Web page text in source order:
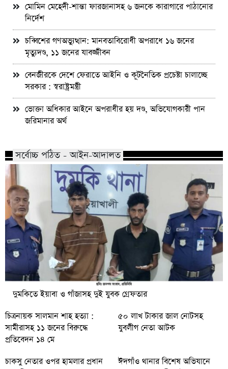
মোমিন মেহেদী-শান্তা ফারজানাসহ ৬ জনকে কারাগারে পাঠানোর
নির্দেশ
চব্বিশের গণঅভ্যুত্থান: মানবতাবিরোধী অপরাধে ১৬ জনের
মৃত্যুদণ্ড, ১১ জনের যাবজ্জীবন
বেনজীরকে দেশে ফেরাতে আইনি ও কূটনৈতিক প্রচেষ্টা চালাচ্ছে
সরকার : স্বরাষ্ট্রমন্ত্রী
ভোক্তা অধিকার আইনে অপরাধীর হয় দণ্ড, অভিযোগকারী পান
জরিমানার অর্থ
সর্বোচ্চ পঠিত - আইন-আদালত
দুমকিতে ইয়াবা ও গাঁজাসহ দুই যুবক গ্রেফতার
চিত্রনায়ক সালমান শাহ হত্যা :
সামীরাসহ ১১ জনের বিরুদ্ধে
প্রতিবেদন ১৪ মে
৫০ লাখ টাকার জাল নোটসহ
যুবলীগ নেতা আটক
চাকসু নেতার ওপর হামলার প্রধান
ঈদগাঁও থানার বিশেষ অভিযানে